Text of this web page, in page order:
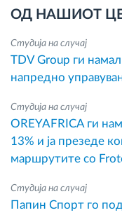
ОД НАШИОТ
Студија на случај
TDV Group ги
напредно
Студија на случај
OREYAFRICA ги
13% и ја презеде
маршрутите со
Студија на случај
Папин Спорт го